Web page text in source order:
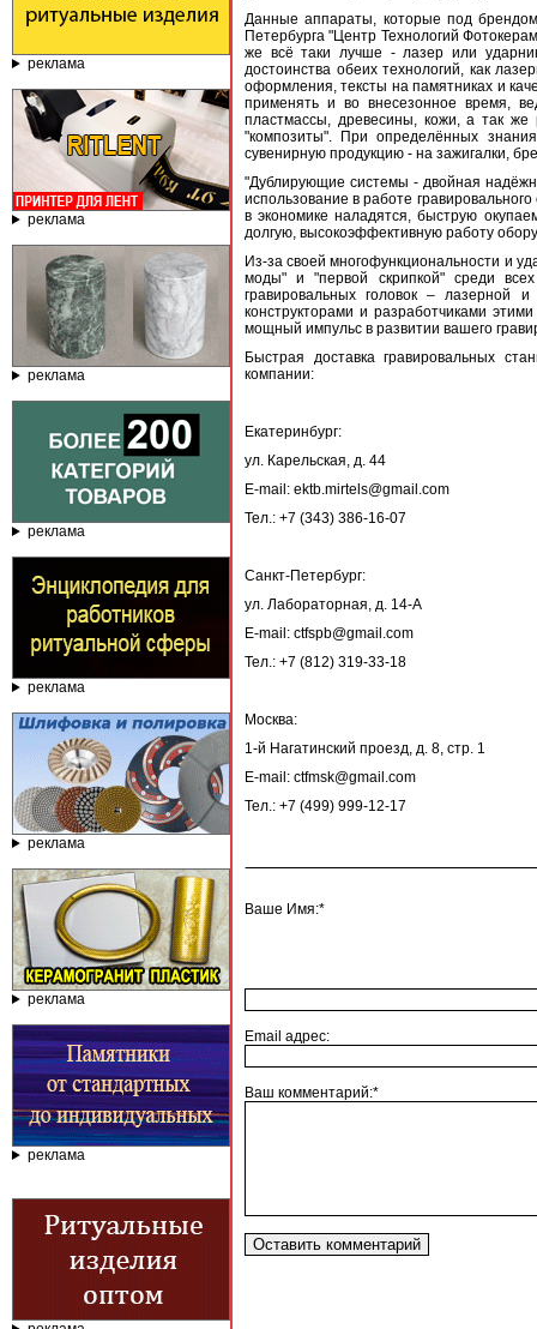
реклама
реклама
реклама
реклама
реклама
реклама
реклама
реклама
Данные аппараты, которые под
Петербурга "Центр Технологий
же всё таки лучше - лазер или
достоинства обеих технологий, как
оформления, тексты на памятниках и
применять и во внесезонное время,
пластмассы, древесины, кожи, а так
"композиты". При определённых
сувенирную продукцию - на зажигалки,
"Дублирующие системы - двойная
использование в работе
в экономике наладятся, быструю
долгую, высокоэффективную работу
Из-за своей многофункциональности и
моды" и "первой скрипкой" среди
гравировальных головок – лазерной
конструкторами и разработчиками
мощный импульс в развитии вашего
Быстрая доставка гравировальных
компании:
Екатеринбург:
ул. Карельская, д. 44
E-mail: ektb.mirtels@gmail.com
Тел.: +7 (343) 386-16-07
Санкт-Петербург:
ул. Лабораторная, д. 14-А
E-mail: ctfspb@gmail.com
Тел.: +7 (812) 319-33-18
Москва:
1-й Нагатинский проезд, д. 8, стр. 1
E-mail: ctfmsk@gmail.com
Тел.: +7 (499) 999-12-17
Ваше Имя:*
Email адрес:
Ваш комментарий:*